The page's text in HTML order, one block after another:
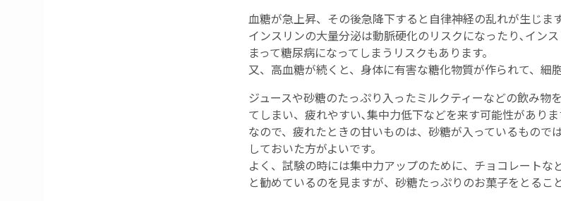
血糖が急上昇、その後急降下すると自律神経の乱れが生じます
インスリンの大量分泌は動脈硬化のリスクになったり､イン
まって糖尿病になってしまうリスクもあります。
又、高血糖が続くと、身体に有害な糖化物質が作られて、細
ジュースや砂糖のたっぷり入ったミルクティーなどの飲み物
てしまい、疲れやすい､集中力低下などを来す可能性がありま
なので、疲れたときの甘いものは、砂糖が入っているもので
しておいた方がよいです。
よく、試験の時には集中力アップのために、チョコレートな
と勧めているのを見ますが、砂糖たっぷりのお菓子をとるこ